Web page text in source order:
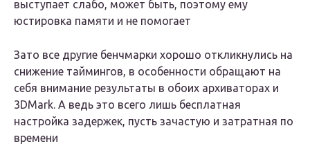
выступает слабо, может быть, поэтому ему
юстировка памяти и не помогает
Зато все другие бенчмарки хорошо откликнулись на
снижение таймингов, в особенности обращают на
себя внимание результаты в обоих архиваторах и
3DMark. А ведь это всего лишь бесплатная
настройка задержек, пусть зачастую и затратная по
времени